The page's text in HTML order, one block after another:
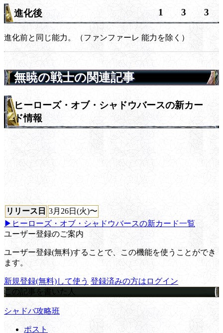
進化後 1 3 3
進化前と同じ能力。（ファンファーレ能力を除く）
無暁の戦士の関連記事
ヒーローズ・オブ・シャドウバースの新カー
ド情報
リリース日 3月26日(火)〜
▶ヒーローズ・オブ・シャドウバースの新カード一覧
ユーザー登録のご案内
ユーザー登録(無料)することで、この機能を使うことができ
ます。
新規登録(無料)して使う 登録済みの方はログイン
この記事を書いた人
シャドバ攻略班
ポスト